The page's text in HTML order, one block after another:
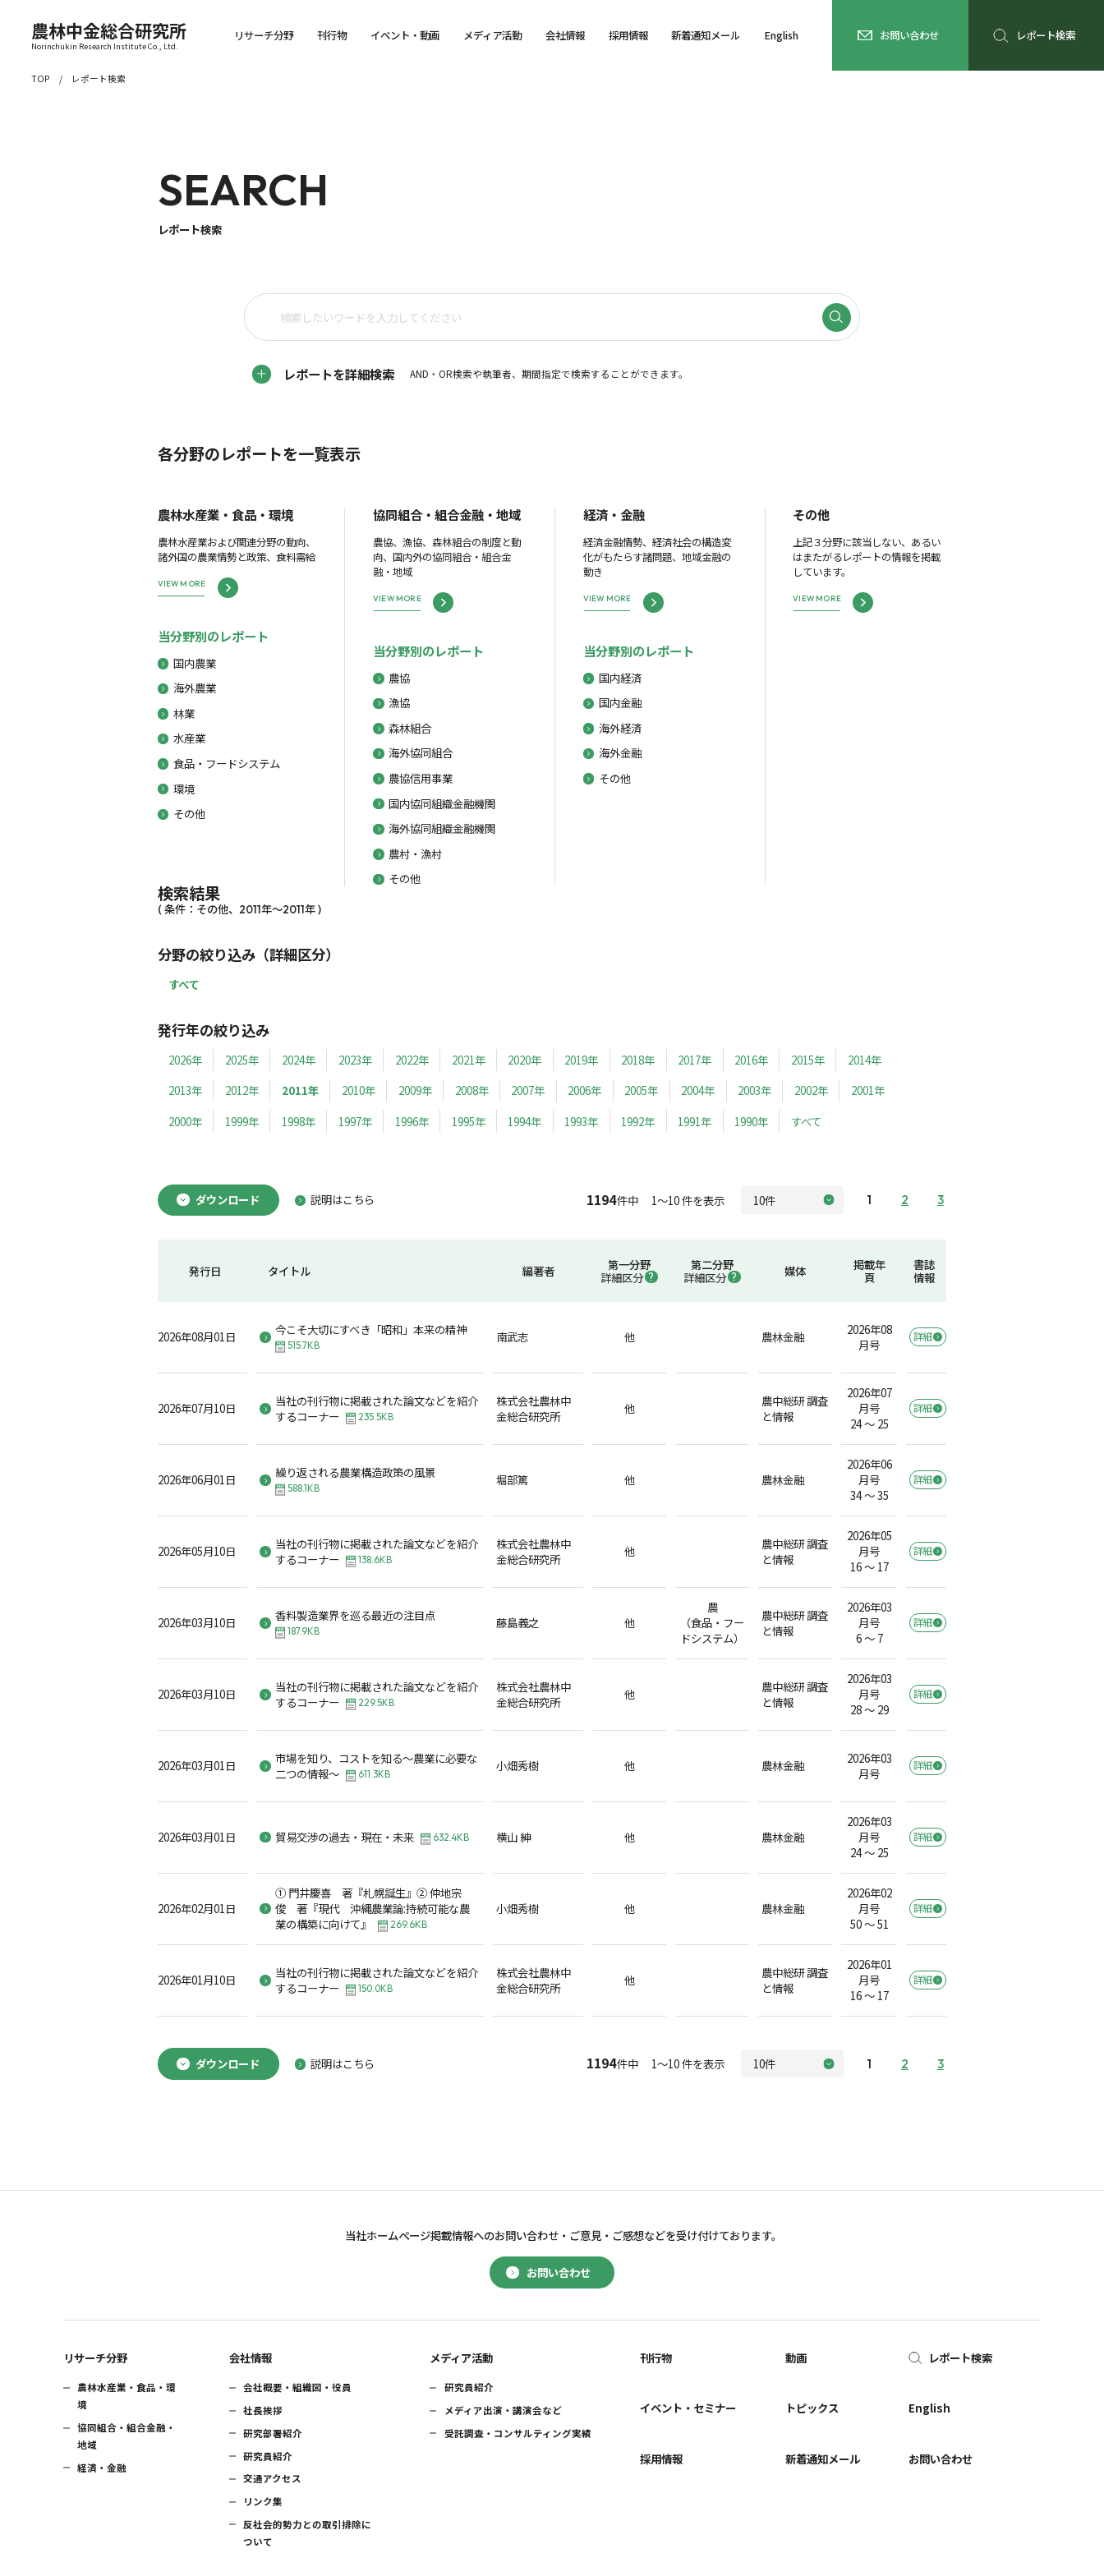
農林中金総合研究所
Norinchukin Research Institute Co., Ltd.
リサーチ分野 刊行物 イベント・動画 メディア活動 会社情報 採用情報 新着通知メール English お問い合わせ レポート検索
TOP レポート検索
SEARCH
レポート検索
レポートを詳細検索 AND・OR検索や執筆者、期間指定で検索することができます。
各分野のレポートを一覧表示
農林水産業・食品・環境
農林水産業および関連分野の動向、
諸外国の農業情勢と政策、食料需給
VIEW MORE
当分野別のレポート
国内農業
海外農業
林業
水産業
食品・フードシステム
環境
その他
協同組合・組合金融・地域
農協、漁協、森林組合の制度と動
向、国内外の協同組合・組合金
融・地域
VIEW MORE
当分野別のレポート
農協
漁協
森林組合
海外協同組合
農協信用事業
国内協同組織金融機関
海外協同組織金融機関
農村・漁村
その他
経済・金融
経済金融情勢、経済社会の構造変
化がもたらす諸問題、地域金融の
動き
VIEW MORE
当分野別のレポート
国内経済
国内金融
海外経済
海外金融
その他
その他
上記３分野に該当しない、あるい
はまたがるレポートの情報を掲載
しています。
VIEW MORE
検索結果
( 条件：その他、2011年～2011年 )
分野の絞り込み（詳細区分）
すべて
発行年の絞り込み
2026年 2025年 2024年 2023年 2022年 2021年 2020年 2019年 2018年 2017年 2016年 2015年
2014年
2013年
2012年 2011年 2010年 2009年 2008年 2007年 2006年 2005年 2004年 2003年 2002年
2001年
2000年
1999年 1998年 1997年 1996年 1995年 1994年 1993年 1992年 1991年 1990年 すべて
ダウンロード 説明はこちら 1194件中 1～10 件を表示 1 2 3
発行日 タイトル 編著者
第一分野
詳細区分
第二分野
詳細区分
媒体
掲載年
頁
書誌
情報
2026年08月01日 今こそ大切にすべき「昭和」本来の精神
515.7KB
南武志 他 農林金融
2026年08
月号
詳細
2026年07月10日
当社の刊行物に掲載された論文などを紹介
するコーナー
235.5KB
株式会社農林中
金総合研究所
他
農中総研 調査
と情報
2026年07
月号
24 ～ 25
詳細
2026年06月01日 繰り返される農業構造政策の風景
588.1KB
堀部篤 他 農林金融
2026年06
月号
34 ～ 35
詳細
2026年05月10日
当社の刊行物に掲載された論文などを紹介
するコーナー
138.6KB
株式会社農林中
金総合研究所
他
農中総研 調査
と情報
2026年05
月号
16 ～ 17
詳細
2026年03月10日 香料製造業界を巡る最近の注目点
187.9KB
藤島義之 他
農
（食品・フー
ドシステム）
農中総研 調査
と情報
2026年03
月号
6 ～ 7
詳細
2026年03月10日
当社の刊行物に掲載された論文などを紹介
するコーナー
229.5KB
株式会社農林中
金総合研究所
他
農中総研 調査
と情報
2026年03
月号
28 ～ 29
詳細
2026年03月01日
市場を知り、コストを知る～農業に必要な
二つの情報～
611.3KB
小畑秀樹 他 農林金融
2026年03
月号
詳細
2026年03月01日 貿易交渉の過去・現在・未来 632.4KB 横山 紳 他 農林金融
2026年03
月号
24 ～ 25
詳細
2026年02月01日
① 門井慶喜 著『札幌誕生』② 仲地宗
俊 著『現代 沖縄農業論:持続可能な農
業の構築に向けて』
269.6KB
小畑秀樹 他 農林金融
2026年02
月号
50 ～ 51
詳細
2026年01月10日
当社の刊行物に掲載された論文などを紹介
するコーナー
150.0KB
株式会社農林中
金総合研究所
他
農中総研 調査
と情報
2026年01
月号
16 ～ 17
詳細
ダウンロード 説明はこちら 1194件中 1～10 件を表示 1 2 3
お問い合わせ
当社ホームページ掲載情報へのお問い合わせ・ ご意見・ご感想などを受け付けております。
リサーチ分野
農林水産業・食品・環
境
協同組合・組合金融・
地域
経済・金融
会社情報
会社概要・組織図・役員
社長挨拶
研究部署紹介
研究員紹介
交通アクセス
リンク集
反社会的勢力との取引排除に
ついて
メディア活動
研究員紹介
メディア出演・講演会など
受託調査・コンサルティング実績
刊行物
イベント・セミナー
採用情報
動画
トピックス
新着通知メール
レポート検索
English
お問い合わせ